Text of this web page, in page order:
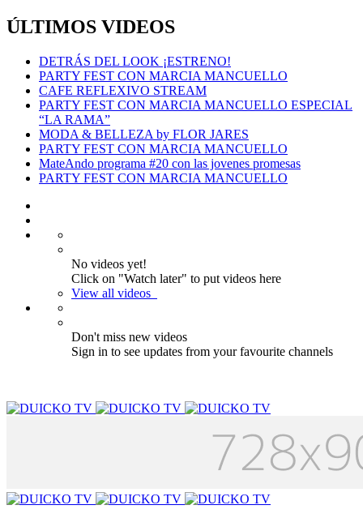
ÚLTIMOS VIDEOS
DETRÁS DEL LOOK ¡ESTRENO!
PARTY FEST CON MARCIA MANCUELLO
CAFE REFLEXIVO STREAM
PARTY FEST CON MARCIA MANCUELLO ESPECIAL
“LA RAMA”
MODA & BELLEZA by FLOR JARES
PARTY FEST CON MARCIA MANCUELLO
MateAndo programa #20 con las jovenes promesas
PARTY FEST CON MARCIA MANCUELLO
No videos yet!
Click on "Watch later" to put videos here
View all videos
Don't miss new videos
Sign in to see updates from your favourite channels